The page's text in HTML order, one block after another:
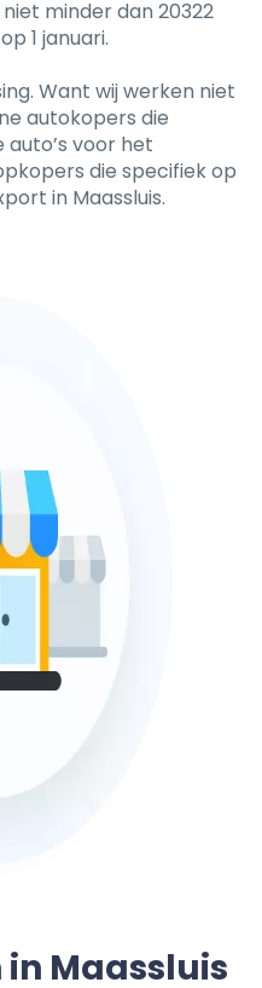
minder dan 20322
1 januari.
Want wij werken niet
autokopers die
voor het
die specifiek op
in Maassluis.
Maassluis